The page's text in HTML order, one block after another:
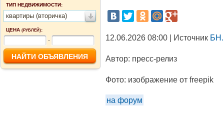
ТИП НЕДВИЖИМОСТИ:
квартиры (вторичка)
ЦЕНА (РУБЛЕЙ):
- 12.06.2026 08:00 | Источник
Автор: пресс-релиз
Фото: изображение от freepik
на форум